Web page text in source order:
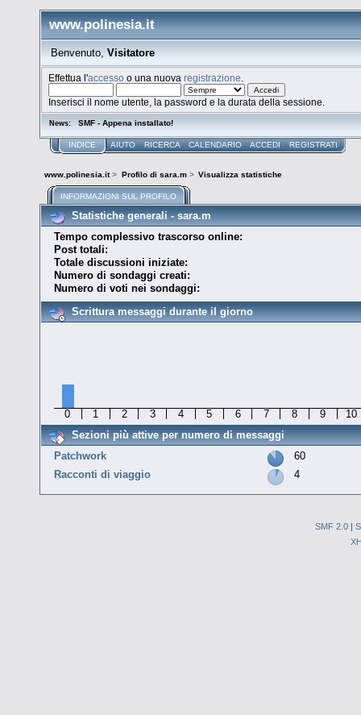
www.polinesia.it
Benvenuto, Visitatore
Effettua l'accesso o una nuovaregistrazione
Inserisci il nome utente, la password e la durata della sessione.
News: SMF - Appena installato!
INDICE AIUTO RICERCA CALENDARIO ACCEDI REGISTRATI
www.polinesia.it> Profilo di sara.m> Visualizza statistiche
INFORMAZIONI SUL PROFILO
Statistiche generali - sara.m
Tempo complessivo trascorso online:
Post totali:
Totale discussioni iniziate:
Numero di sondaggi creati:
Numero di voti nei sondaggi:
Scrittura messaggi durante il giorno
0 1 2 3 4 5 6 7 8 9
10
Sezioni più attive per numero di messaggi
Patchwork
60
Racconti di viaggio
4
SMF 2.0 |